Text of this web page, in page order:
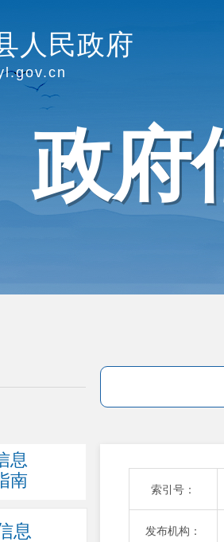
人民政府
政府
息
南
息
索引号：
发布机构：